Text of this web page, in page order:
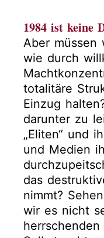
1984 ist keine
Aber müssen
wie durch
totalitäre
Einzug
darunter zu
„Eliten“ und
und Medien
das
nimmt?
wir es nicht